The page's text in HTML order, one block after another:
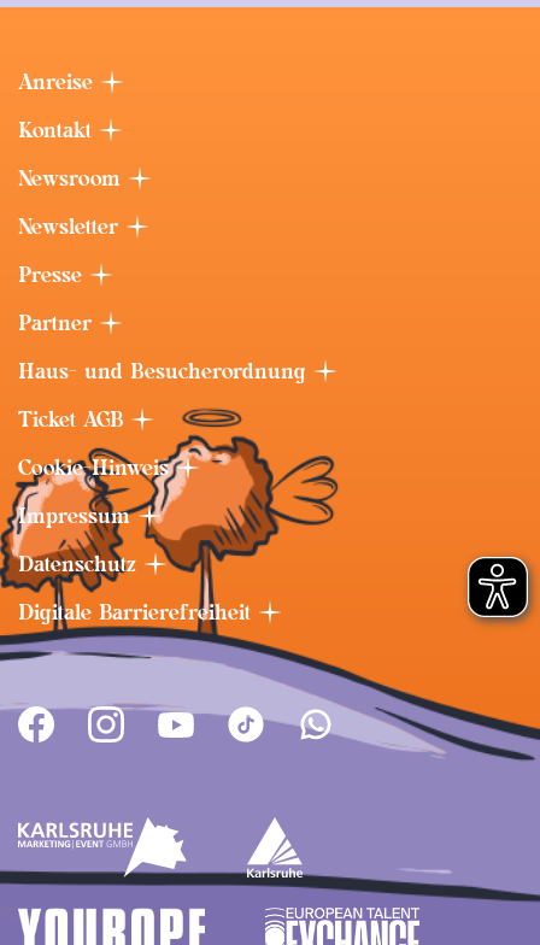
Anreise
Kontakt
Newsroom
Newsletter
Presse
Partner
Haus- und Besucherordnung
Ticket AGB
Cookie-Hinweis
Impressum
Datenschutz
Digitale Barrierefreiheit